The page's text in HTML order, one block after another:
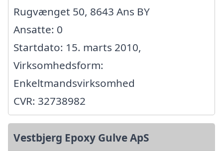
Rugvænget 50, 8643 Ans BY
Ansatte: 0
Startdato: 15. marts 2010,
Virksomhedsform:
Enkeltmandsvirksomhed
CVR: 32738982
Vestbjerg Epoxy Gulve ApS